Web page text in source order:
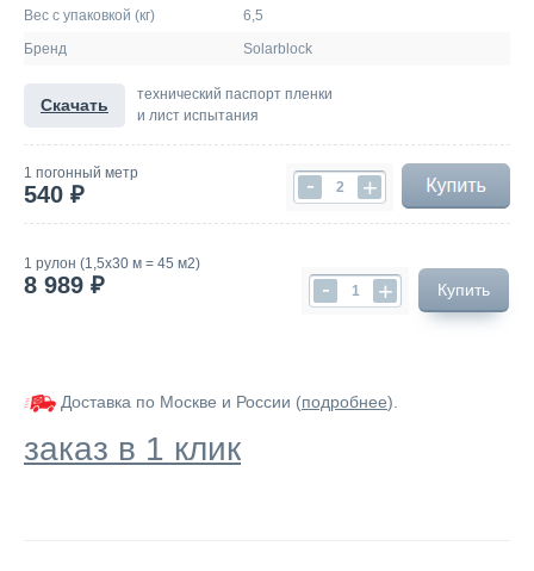
Вес с упаковкой (кг)
6,5
Бренд
Solarblock
Скачать
технический паспорт пленки
и лист испытания
1 погонный метр
540 ₽ - +
1 рулон (1,5х30 м = 45 м2)
8 989 ₽ - + Купить
Доставка по Москве и России (подробнее).
заказ в 1 клик